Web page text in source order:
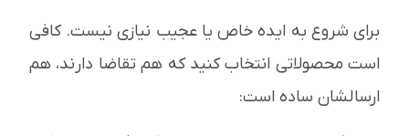
برای شروع به ایده خاص یا عجیب نیازی نیست. کافی
است محصولاتی انتخاب کنید که هم تقاضا دارند، هم
ارسالشان ساده است: